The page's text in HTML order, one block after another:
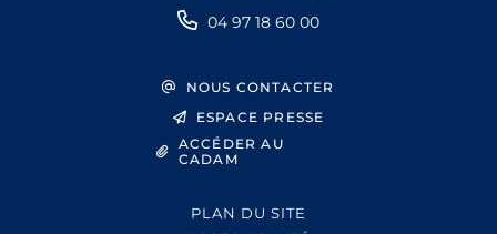
04 97 18 60 00
NOUS CONTACTER
ESPACE PRESSE
ACCÉDER AU
CADAM
PLAN DU SITE